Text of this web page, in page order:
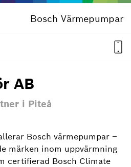
Bosch Värmepumpar
AB
i Piteå
Bosch värmepumpar –
märken inom uppvärmning
certifierad Bosch Climate